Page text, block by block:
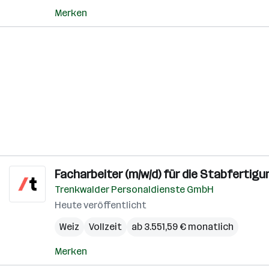
Merken
Facharbeiter (m/w/d) für die
Trenkwalder Personaldienste GmbH
Heute veröffentlicht
Weiz
Vollzeit ab 3.551,59 € monatlich
Merken